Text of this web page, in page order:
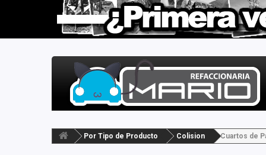
Por Tipo de Producto Colision Cuartos de